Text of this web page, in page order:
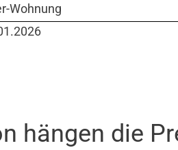
Wohnung
hängen die